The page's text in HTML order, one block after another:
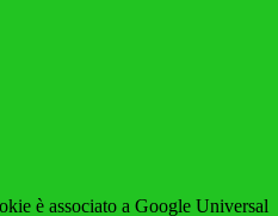
è associato a Google Universal